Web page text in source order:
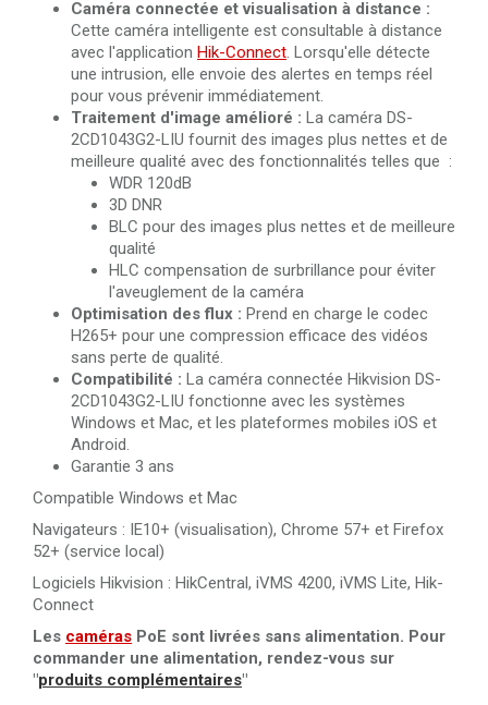
Caméra connectée et visualisation à distance :
Cette caméra intelligente est consultable à distance
avec l'application Hik-Connect. Lorsqu'elle détecte
une intrusion, elle envoie des alertes en temps réel
pour vous prévenir immédiatement.
Traitement d'image amélioré : La caméra DS-
2CD1043G2-LIU fournit des images plus nettes et de
meilleure qualité avec des fonctionnalités telles que :
WDR 120dB
3D DNR
BLC pour des images plus nettes et de meilleure
qualité
HLC compensation de surbrillance pour éviter
l'aveuglement de la caméra
Optimisation des flux : Prend en charge le codec
H265+ pour une compression efficace des vidéos
sans perte de qualité.
Compatibilité : La caméra connectée Hikvision DS-
2CD1043G2-LIU fonctionne avec les systèmes
Windows et Mac, et les plateformes mobiles iOS et
Android.
Garantie 3 ans
Compatible Windows et Mac
Navigateurs : IE10+ (visualisation), Chrome 57+ et Firefox
52+ (service local)
Logiciels Hikvision : HikCentral, iVMS 4200, iVMS Lite, Hik-
Connect
Les caméras PoE sont livrées sans alimentation. Pour
commander une alimentation, rendez-vous sur
"produits complémentaires"